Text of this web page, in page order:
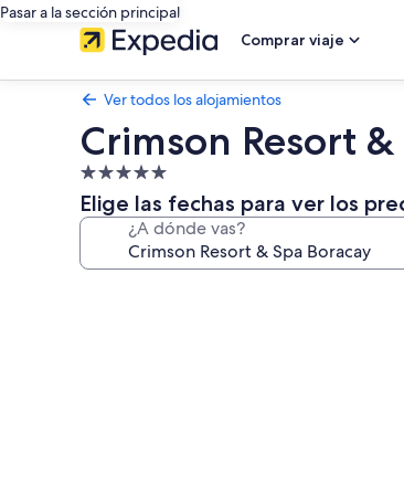
Pasar a la sección principal
Comprar viaje
Ver todos los alojamientos
Crimson Resort
Alojamiento
de
5.0 estrellas
Elige las fechas para ver los
¿A dónde vas?